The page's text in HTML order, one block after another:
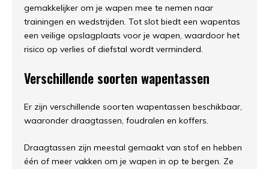
gemakkelijker om je wapen mee te nemen naar
trainingen en wedstrijden. Tot slot biedt een wapentas
een veilige opslagplaats voor je wapen, waardoor het
risico op verlies of diefstal wordt verminderd.
Verschillende soorten wapentassen
Er zijn verschillende soorten wapentassen beschikbaar,
waaronder draagtassen, foudralen en koffers.
Draagtassen zijn meestal gemaakt van stof en hebben
één of meer vakken om je wapen in op te bergen. Ze